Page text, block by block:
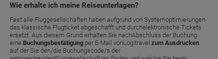
Wie erhalte ich meine Reiseunterlagen?
Fast alle Fluggesellschaften haben aufgrund von Systemoptimierungen
das klassische Flugticket abgeschafft und durchelektronische Tickets
ersetzt. Aus diesem Grund erhalten Sie nachAbschluss der Buchung
eine Buchungsbestätigung per E-Mail vonLogitravel zum Ausdrucken
auf der Sie den/die Buchungscode/s der